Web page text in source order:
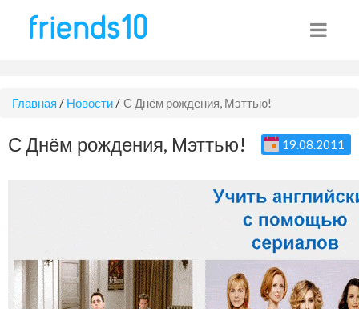
Главная / Новости / С Днём рождения, Мэттью!
С Днём рождения, Мэттью! 19.08.2011